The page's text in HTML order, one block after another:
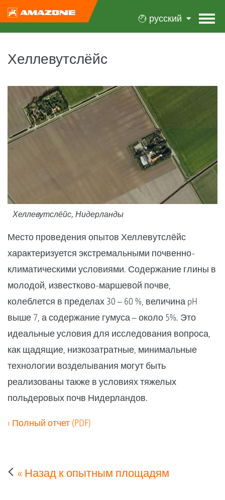
русский
Хеллевутслёйс
Хеллевутслёйс, Нидерланды
Место проведения опытов Хеллевутслёйс
характеризуется экстремальными почвенно-
климатическими условиями. Содержание глины в
молодой, известково-маршевой почве,
колеблется в пределах 30 – 60 %, величина pH
выше 7, а содержание гумуса – около 5%. Это
идеальные условия для исследования вопроса,
как щадящие, низкозатратные, минимальные
технологии возделывания могут быть
реализованы также в условиях тяжелых
польдеровых почв Нидерландов.
› Полный отчет (PDF)
« Назад к опытным площадям